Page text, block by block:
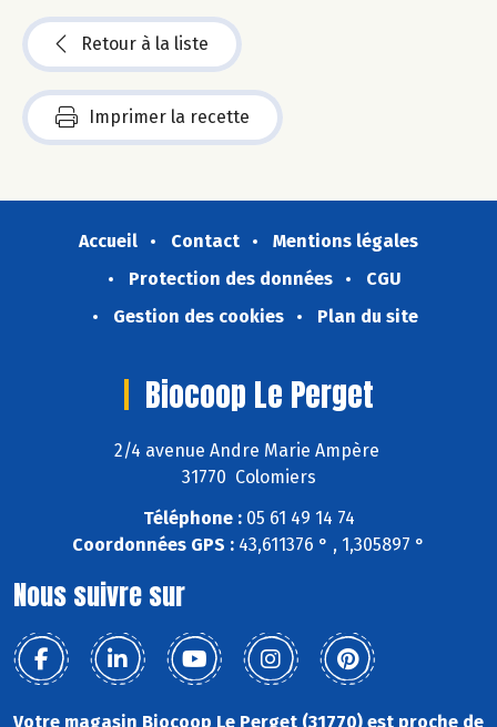
Retour à la liste
Imprimer la recette
Accueil Contact
Mentions légales
Protection des données
CGU
Gestion des cookies
Plan du site
Biocoop Le Perget
2/4 avenue Andre Marie Ampère
31770 Colomiers
Téléphone :05 61 49 14 74
Coordonnées GPS : 43,611376 ° , 1,305897 °
Nous suivre sur
Votre magasin Biocoop Le Perget (31770) est proche de